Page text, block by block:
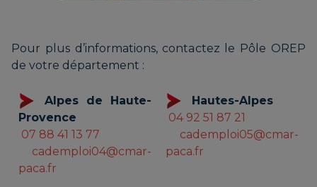
Pour plus d’informations, contactez le Pôle OREP
de votre département :
Alpes de Haute-
Provence
07 88 41 13 77
cademploi04@cmar-
paca.fr
Hautes-Alpes
04 92 51 87 21
cademploi05@cmar-
paca.fr